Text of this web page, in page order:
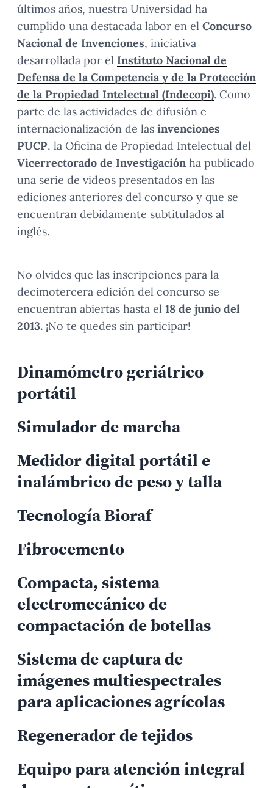
últimos años, nuestra Universidad ha
cumplido una destacada labor en el Concurso
Nacional de Invenciones, iniciativa
desarrollada por el Instituto Nacional de
Defensa de la Competencia y de la Protección
de la Propiedad Intelectual (Indecopi). Como
parte de las actividades de difusión e
internacionalización de las invenciones
PUCP, la Oficina de Propiedad Intelectual del
Vicerrectorado de Investigación ha publicado
una serie de videos presentados en las
ediciones anteriores del concurso y que se
encuentran debidamente subtitulados al
inglés.
No olvides que las inscripciones para la
decimotercera edición del concurso se
encuentran abiertas hasta el 18 de junio del
2013. ¡No te quedes sin participar!
Dinamómetro geriátrico
portátil
Simulador de marcha
Medidor digital portátil e
inalámbrico de peso y talla
Tecnología Bioraf
Fibrocemento
Compacta, sistema
electromecánico de
compactación de botellas
Sistema de captura de
imágenes multiespectrales
para aplicaciones agrícolas
Regenerador de tejidos
Equipo para atención integral